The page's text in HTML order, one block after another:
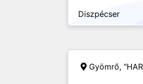
Diszpécser
Gyömrő,